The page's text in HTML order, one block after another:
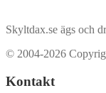
Skyltdax.se ägs och
© 2004-2026
Kontakt